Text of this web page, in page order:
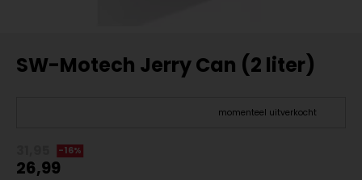
SW-Motech Jerry Can (2 liter)
momenteel uitverkocht
-16%
26,99